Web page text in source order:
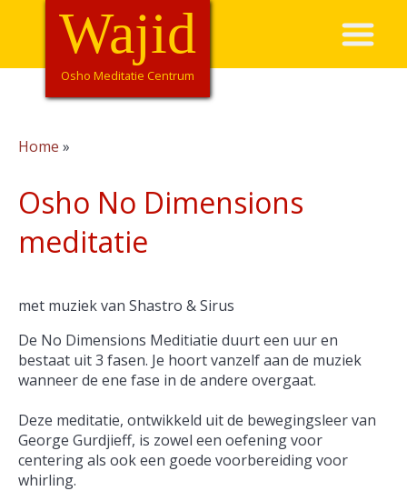
Overslaan
de
HoofdnavigatieWajid
Osho Meditatie Centrum
Home
Osho No Dimensions
meditatie
met muziek van Shastro & Sirus
De No Dimensions Meditiatie duurt een uur en
bestaat uit 3 fasen. Je hoort vanzelf aan de muziek
wanneer de ene fase in de andere overgaat.
Deze meditatie, ontwikkeld uit de bewegingsleer van
George Gurdjieff, is zowel een oefening voor
centering als ook een goede voorbereiding voor
whirling.